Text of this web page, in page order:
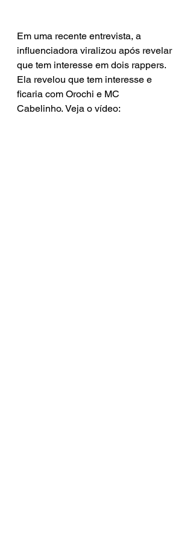
Em uma recente entrevista, a
influenciadora viralizou após revelar
que tem interesse em dois rappers.
Ela revelou que tem interesse e
ficaria com Orochi e MC
Cabelinho. Veja o vídeo: